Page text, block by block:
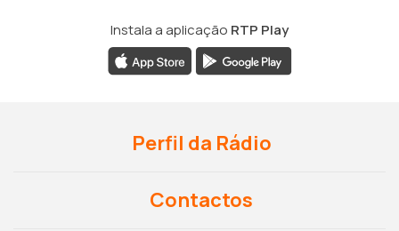
Instala a aplicação RTP Play
Perfil da Rádio
Contactos